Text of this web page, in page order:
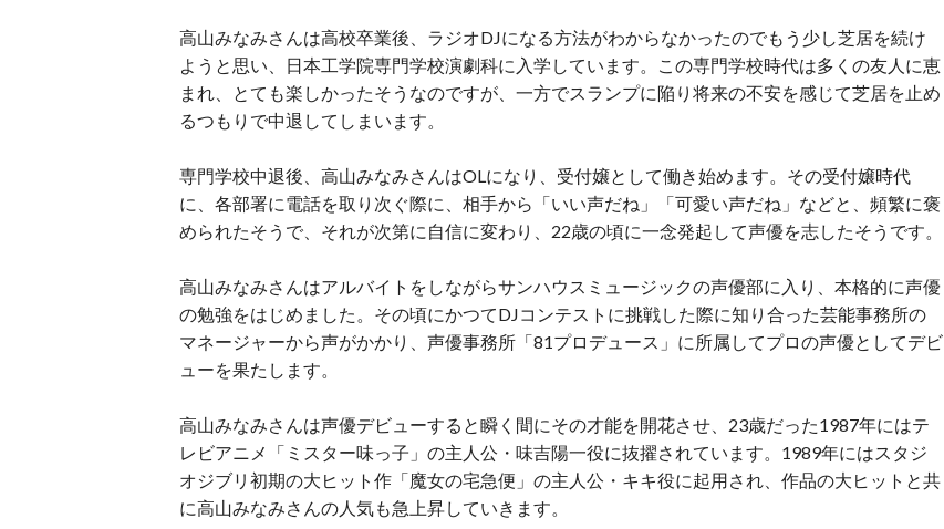
高山みなみさんは高校卒業後、ラジオDJになる方法がわからなかったのでもう少し芝居を続け
ようと思い、日本工学院専門学校演劇科に入学しています。この専門学校時代は多くの友人に恵
まれ、とても楽しかったそうなのですが、一方でスランプに陥り将来の不安を感じて芝居を止め
るつもりで中退してしまいます。
専門学校中退後、高山みなみさんはOLになり、受付嬢として働き始めます。その受付嬢時代
に、各部署に電話を取り次ぐ際に、相手から「いい声だね」「可愛い声だね」などと、頻繁に褒
められたそうで、それが次第に自信に変わり、22歳の頃に一念発起して声優を志したそうです。
高山みなみさんはアルバイトをしながらサンハウスミュージックの声優部に入り、本格的に声優
の勉強をはじめました。その頃にかつてDJコンテストに挑戦した際に知り合った芸能事務所の
マネージャーから声がかかり、声優事務所「81プロデュース」に所属してプロの声優としてデビ
ューを果たします。
高山みなみさんは声優デビューすると瞬く間にその才能を開花させ、23歳だった1987年にはテ
レビアニメ「ミスター味っ子」の主人公・味吉陽一役に抜擢されています。1989年にはスタジ
オジブリ初期の大ヒット作「魔女の宅急便」の主人公・キキ役に起用され、作品の大ヒットと共
に高山みなみさんの人気も急上昇していきます。